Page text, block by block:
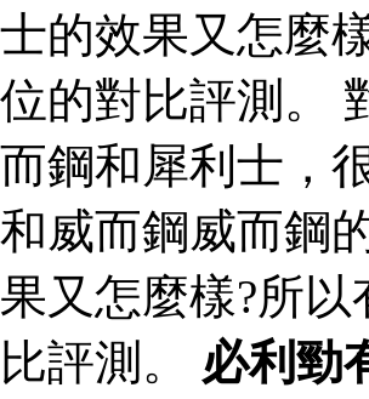
士的效果又怎麼
位的對比評測。
而鋼和犀利士，
和威而鋼威而鋼
果又怎麼樣?所
比評測。 必利勁